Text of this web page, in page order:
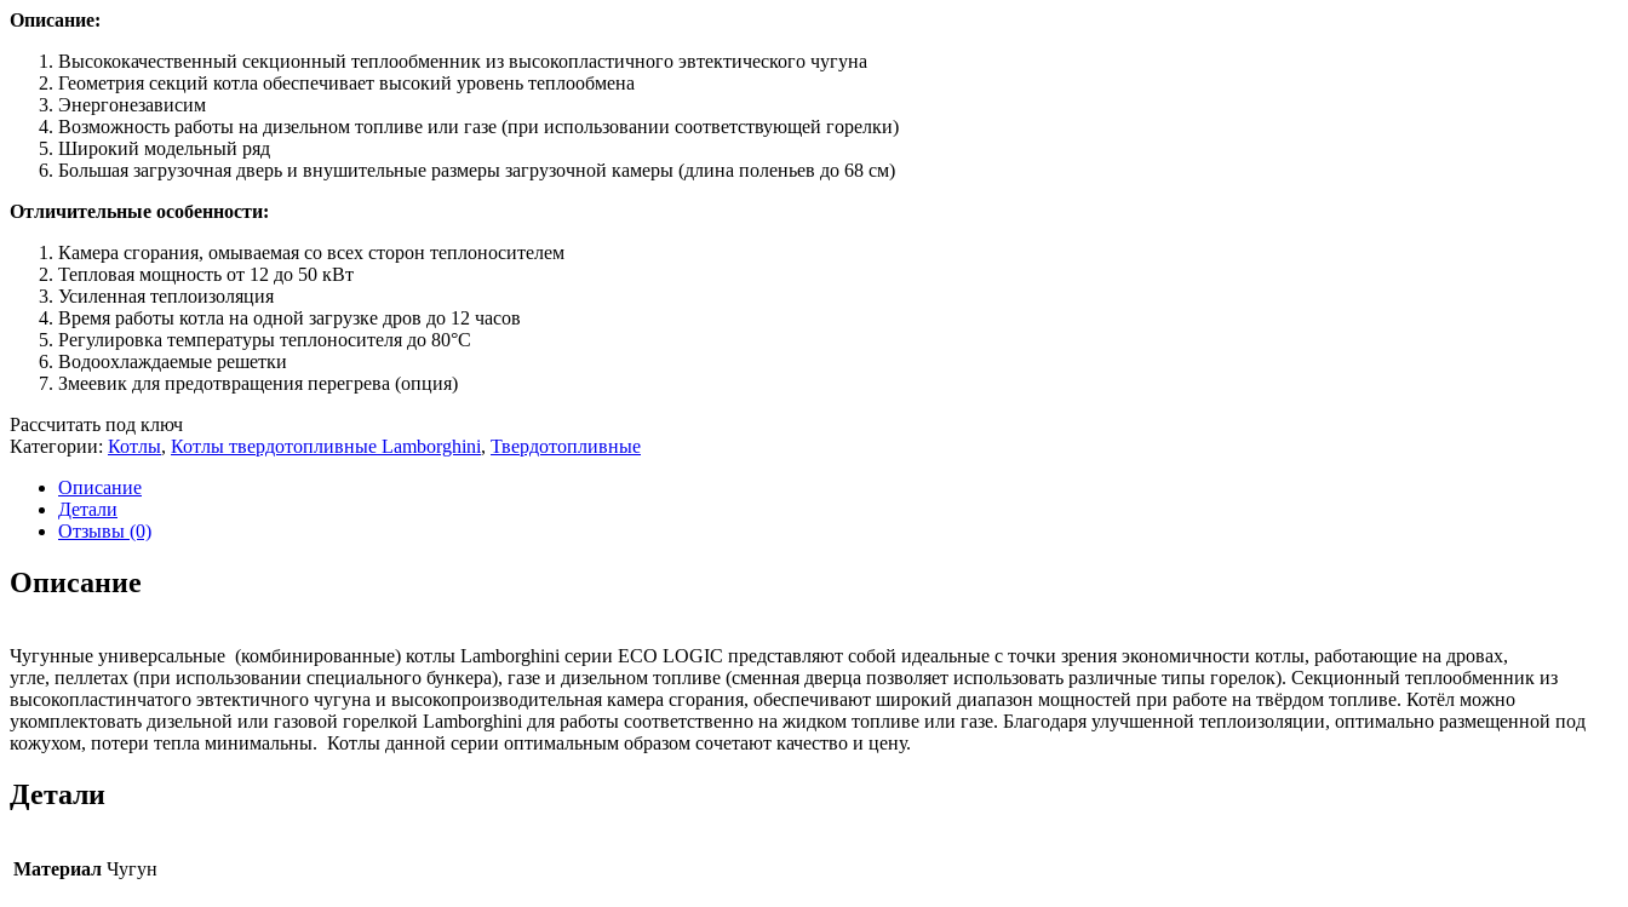
Описание:
Высококачественный секционный теплообменник из высокопластичного эвтектического чугуна
Геометрия секций котла обеспечивает высокий уровень теплообмена
Энергонезависим
Возможность работы на дизельном топливе или газе (при использовании соответствующей горелки)
Широкий модельный ряд
Большая загрузочная дверь и внушительные размеры загрузочной камеры (длина поленьев до 68 см)
Отличительные особенности:
Камера сгорания, омываемая со всех сторон теплоносителем
Тепловая мощность от 12 до 50 кВт
Усиленная теплоизоляция
Время работы котла на одной загрузке дров до 12 часов
Регулировка температуры теплоносителя до 80°С
Водоохлаждаемые решетки
Змеевик для предотвращения перегрева (опция)
Рассчитать под ключ
Категории: Котлы, Котлы твердотопливные Lamborghini, Твердотопливные
Описание
Детали
Отзывы (0)
Описание
Чугунные универсальные (комбинированные) котлы Lamborghini серии ECO LOGIC представляют собой идеальные с точки зрения экономичности котлы, работающие на дровах,
угле, пеллетах (при использовании специального бункера), газе и дизельном топливе (сменная дверца позволяет использовать различные типы горелок). Секционный теплообменник из
высокопластинчатого эвтектичного чугуна и высокопроизводительная камера сгорания, обеспечивают широкий диапазон мощностей при работе на твёрдом топливе. Котёл можно
укомплектовать дизельной или газовой горелкой Lamborghini для работы соответственно на жидком топливе или газе. Благодаря улучшенной теплоизоляции, оптимально размещенной под
кожухом, потери тепла минимальны. Котлы данной серии оптимальным образом сочетают качество и цену.
Детали
Материал Чугун